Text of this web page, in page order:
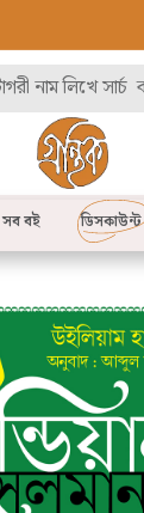
সব বই ডিসকাউন্ট